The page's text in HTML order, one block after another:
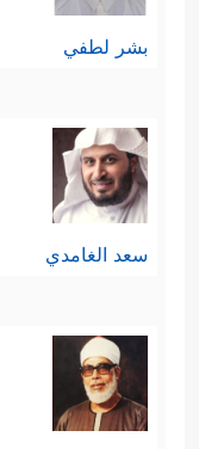
بشر لطفي
سعد الغامدي